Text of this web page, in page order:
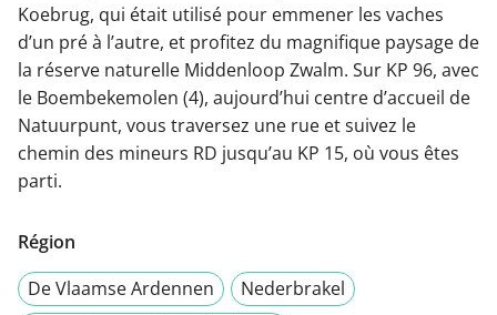
Koebrug, qui était utilisé pour emmener les vaches
d’un pré à l’autre, et profitez du magnifique paysage de
la réserve naturelle Middenloop Zwalm. Sur KP 96, avec
le Boembekemolen (4), aujourd’hui centre d’accueil de
Natuurpunt, vous traversez une rue et suivez le
chemin des mineurs RD jusqu’au KP 15, où vous êtes
parti.
Région
De Vlaamse Ardennen
Nederbrakel